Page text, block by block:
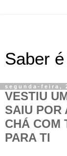
Saber
segunda-feira,
VESTIU
SAIU POR
CHÁ COM
PARA TI